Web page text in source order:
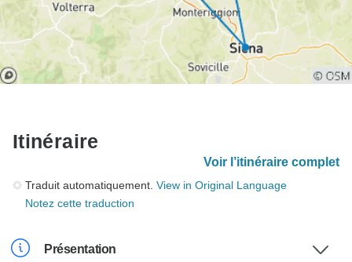
Itinéraire
Voir l’itinéraire complet
Traduit automatiquement. View in Original Language
Notez cette traduction
Présentation